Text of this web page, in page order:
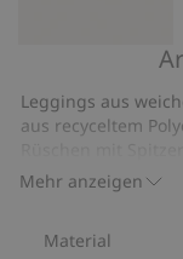
mit
Ärmeln
Mehr anzeigen
Leggings aus
aus recyceltem
der Taille und
einen bequemen
passendes Modell
Material